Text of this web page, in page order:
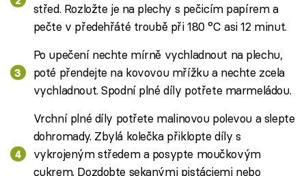
střed. Rozložte je na plechy s pečicím papírem a
pečte v předehřáté troubě při 180 °C asi 12 minut.
Po upečení nechte mírně vychladnout na plechu,
poté přendejte na kovovou mřížku a nechte zcela
vychladnout. Spodní plné díly potřete marmeládou.
Vrchní plné díly potřete malinovou polevou a slepte
dohromady. Zbylá kolečka přiklopte díly s
vykrojeným středem a posypte moučkovým
cukrem. Dozdobte sekanými pistáciemi nebo